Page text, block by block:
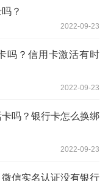
？
2022-09-23
吗？信用卡激活有时
2022-09-23
吗？银行卡怎么换绑
2022-09-23
信实名认证没有银行